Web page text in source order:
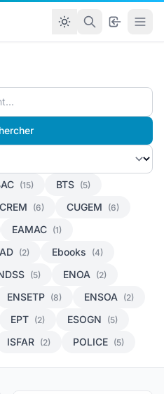
(15) BTS (5)
CREM (6) CUGEM (6)
EAMAC (1)
(2) Ebooks (4)
(5) ENOA (2)
ENSETP (8) ENSOA (2)
EPT (2) ESOGN (5)
ISFAR (2) POLICE (5)